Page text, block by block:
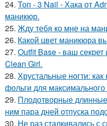
24. Топ - 3 Nail - Хака от
маникюр.
25. Жду тебя ко мне на
26. Какой цвет маникюра
27. Outfit Base - ваш
Clean Girl.
28. Хрустальные ногти:
фольги для максимального
29. Плодотворные
ним пара дней отпуска
30. Не раз сталкивались с